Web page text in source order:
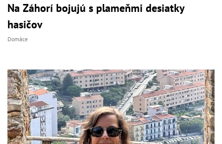
Na Záhorí bojujú s plameňmi desiatky
hasičov
Domáce